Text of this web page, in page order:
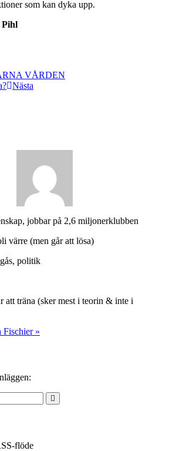
som kan dyka upp.
Pihl
VÅRDEN
Nästa
jobbar på 2,6 miljonerklubben
värre (men går att lösa)
politik
att träna (sker mest i teorin & inte i
Fischier »
flöde